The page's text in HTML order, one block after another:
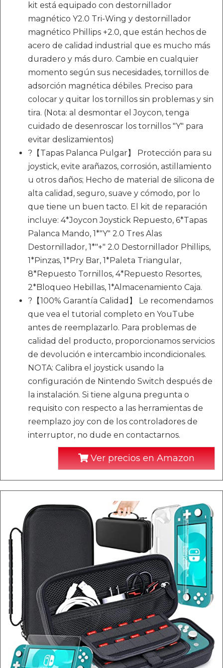
kit está equipado con destornillador
magnético Y2.0 Tri-Wing y destornillador
magnético Phillips +2.0, que están hechos de
acero de calidad industrial que es mucho más
duradero y más duro. Cambie en cualquier
momento según sus necesidades, tornillos de
adsorción magnética débiles. Preciso para
colocar y quitar los tornillos sin problemas y sin
tira. (Nota: al desmontar el Joycon, tenga
cuidado de desenroscar los tornillos "Y" para
evitar deslizamientos)
?️【Tapas Palanca Pulgar】 Protección para su
joystick, evite arañazos, corrosión, astillamiento
u otros daños; Hecho de material de silicona de
alta calidad, seguro, suave y cómodo, por lo
que tiene un buen tacto. El kit de reparación
incluye: 4*Joycon Joystick Repuesto, 6*Tapas
Palanca Mando, 1*"Y" 2.0 Tres Alas
Destornillador, 1*"+" 2.0 Destornillador Phillips,
1*Pinzas, 1*Pry Bar, 1*Paleta Triangular,
8*Repuesto Tornillos, 4*Repuesto Resortes,
2*Bloqueo Hebillas, 1*Almacenamiento Caja.
?️【100% Garantía Calidad】 Le recomendamos
que vea el tutorial completo en YouTube
antes de reemplazarlo. Para problemas de
calidad del producto, proporcionamos servicios
de devolución e intercambio incondicionales.
NOTA: Calibra el joystick usando la
configuración de Nintendo Switch después de
la instalación. Si tiene alguna pregunta o
requisito con respecto a las herramientas de
reemplazo joy con de los controladores de
interruptor, no dude en contactarnos.
Ver precios en Amazon